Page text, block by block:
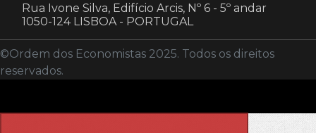
Rua Ivone Silva, Edifício Arcis, Nº 6 - 5º andar
1050-124 LISBOA - PORTUGAL
©Ordem dos Economistas 2025. Todos os direitos
reservados.